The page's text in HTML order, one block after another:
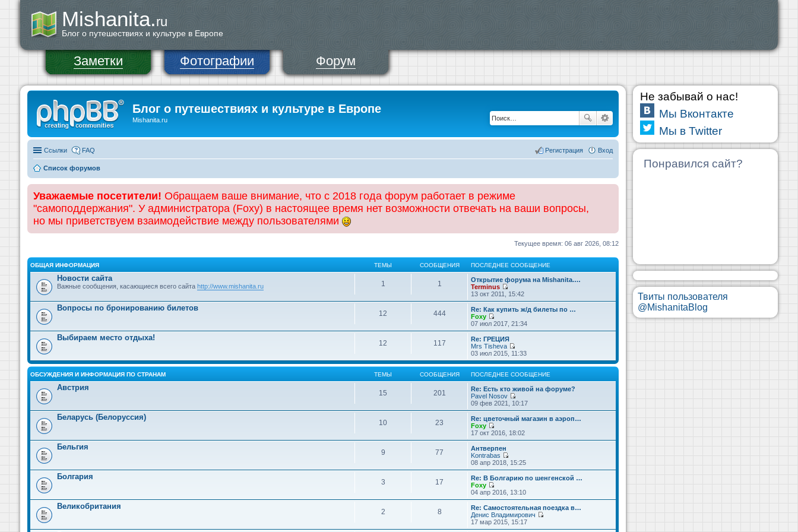
Mishanita.ru
Блог о путешествиях и культуре в Европе
Заметки Фотографии Форум
Блог о путешествиях и культуре в Европе
Mishanita.ru
Ссылки FAQ Вход
Регистрация
Список форумов
Уважаемые посетители! Обращаем ваше внимание, что с 2018 года форум работает в режиме
"самоподдержания". У администратора (Foxy) в настоящее время нет возможности отвечать на ваши вопросы,
но мы приветствуем взаимодействие между пользователями
Текущее время: 06 авг 2026, 08:12
ОБЩАЯ ИНФОРМАЦИЯ ТЕМЫ СООБЩЕНИЯ ПОСЛЕДНЕЕ СООБЩЕНИЕ
Новости сайта
Важные сообщения, касающиеся всего сайта http://www.mishanita.ru 1 1
Открытие форума на Mishanita.…
Terminus
П
е
р
е
й
т
и
к
п
о
с
л
е
н
е
м
у
с
о
б
н
и
ю
13 окт 2011, 15:42
Вопросы по бронированию билетов
12 444
Re: Как купить ж/д билеты по …
Foxy
П
е
р
е
й
т
и
к
п
о
с
л
е
н
е
м
у
с
о
о
б
щ
н
и
ю
07 июл 2017, 21:34
Выбираем место отдыха!
12 117
Re: ГРЕЦИЯ
Mrs Tisheva
П
е
р
е
й
т
к
п
о
с
л
е
е
м
с
о
б
щ
е
н
и
03 июл 2015, 11:33
ОБСУЖДЕНИЯ И ИНФОРМАЦИЯ ПО СТРАНАМ ТЕМЫ СООБЩЕНИЯ ПОСЛЕДНЕЕ СООБЩЕНИЕ
Австрия
15 201
Re: Есть кто живой на форуме?
Pavel Nosov
П
е
р
е
й
т
п
о
л
д
н
е
м
у
с
09 фев 2021, 10:17
Беларусь (Белоруссия)
10 23
Re: цветочный магазин в аэроп…
Foxy
П
е
р
е
й
т
к
п
о
л
е
д
17 окт 2016, 18:02
Бельгия
9 77
Антверпен
Kontrabas
П
е
р
е
й
т
к
п
о
08 апр 2018, 15:25
Болгария
3 17
Re: В Болгарию по шенгенской …
Foxy
П
е
р
е
й
т
04 апр 2016, 13:10
Великобритания
2 8
Re: Самостоятельная поездка в…
Денис Владимирович
е
17 мар 2015, 15:17
Не забывай о нас!
Мы Вконтакте
Мы в Twitter
Понравился сайт?
Твиты пользователя
@MishanitaBlog